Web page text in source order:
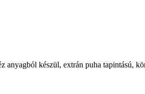
készül, extrán puha tapintású,